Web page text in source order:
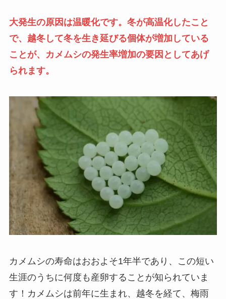
大発生の原因は温暖化です。冬が高温化したこと
で、越冬して冬を生き延びる個体が増加している
ことが、カメムシの発生率増加の要因としてあげ
られます。
カメムシの寿命はおおよそ1年半であり、この短い
生涯のうちに何度も産卵することが知られていま
す！カメムシは前年に生まれ、越冬を経て、梅雨